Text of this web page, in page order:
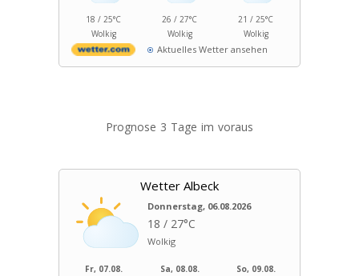
18 / 25°C
Wolkig
26 / 27°C
Wolkig
21 / 25°C
Wolkig
Aktuelles Wetter ansehen
Prognose 3 Tage im voraus
Wetter Albeck
Donnerstag, 06.08.2026
18 / 27°C
Wolkig
Fr, 07.08. Sa, 08.08. So, 09.08.